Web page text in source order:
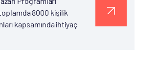
8000 kişilik
kapsamında ihtiyaç